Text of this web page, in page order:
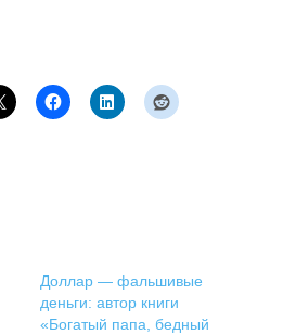
Доллар — фальшивые
деньги: автор книги
«Богатый папа, бедный